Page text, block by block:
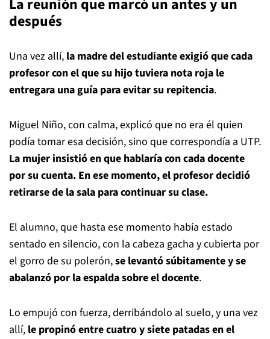
La reunión que marcó un antes y un
después
Una vez allí, la madre del estudiante exigió que cada
profesor con el que su hijo tuviera nota roja le
entregara una guía para evitar su repitencia.
Miguel Niño, con calma, explicó que no era él quien
podía tomar esa decisión, sino que correspondía a UTP.
La mujer insistió en que hablaría con cada docente
por su cuenta. En ese momento, el profesor decidió
retirarse de la sala para continuar su clase.
El alumno, que hasta ese momento había estado
sentado en silencio, con la cabeza gacha y cubierta por
el gorro de su polerón,se levantó súbitamente y se
abalanzó por la espalda sobre el docente.
Lo empujó con fuerza, derribándolo al suelo, y una vez
allí, le propinó entre cuatro y siete patadas en el